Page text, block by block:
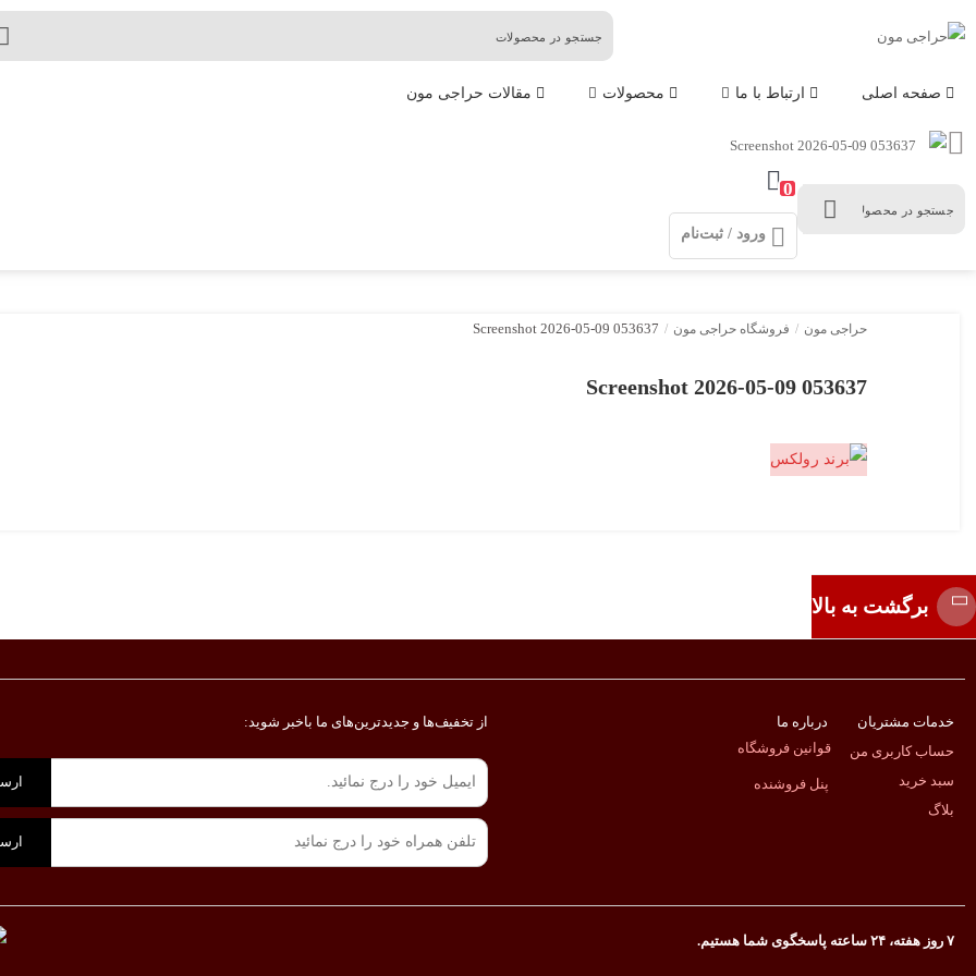
صفحه اصلی
ارتباط با ما محصولات مقالات حراجی مون
0
ورود / ثبت‌نام
حراجی مون / فروشگاه حراجی مون /
Screenshot 2026-05-09 053637
Screenshot 2026-05-09 053637
برگشت به بالا
خدمات مشتریان
حساب کاربری من
سبد خرید
بلاگ
درباره ما
قوانین فروشگاه
پنل فروشنده
از تخفیف‌ها و جدیدترین‌های ما‌ باخبر شوید:
۷ روز هفته، ۲۴ ساعته پاسخگوی شما هستیم.